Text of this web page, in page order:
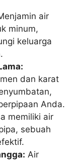
air
minum,
keluarga
dan karat
Anda.
memiliki air
sebuah
Air